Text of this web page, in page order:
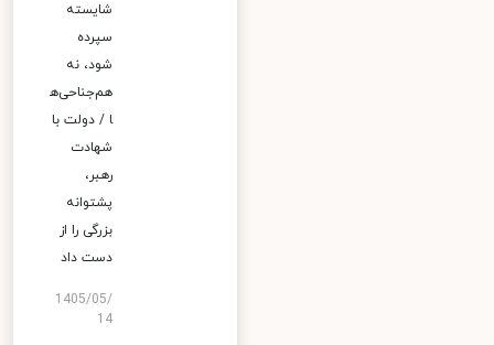
شایسته
سپرده
شود، نه
هم‌جناحی‌ه
ا / دولت با
شهادت
رهبر،
پشتوانه
بزرگی را از
دست داد
1405/05/
14